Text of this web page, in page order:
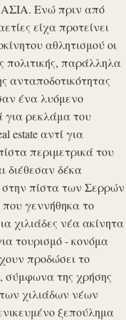
Ενώ πριν από
είχα προτείνει
αθλητισμού οι
πολιτικής, παράλληλα
ανταποδοτικότητας
ένα λυόμενο
για ρεκλάμα του
estate αντί για
περιμετρικά του
διέθεσαν δέκα
πίστα των Σερρών
που γεννήθηκα το
χιλιάδες νέα ακίνητα
τουρισμό - κονόμα
προδώσει το
σύμφωνα της χρήσης
των χιλιάδων νέων
ξεπούλημα